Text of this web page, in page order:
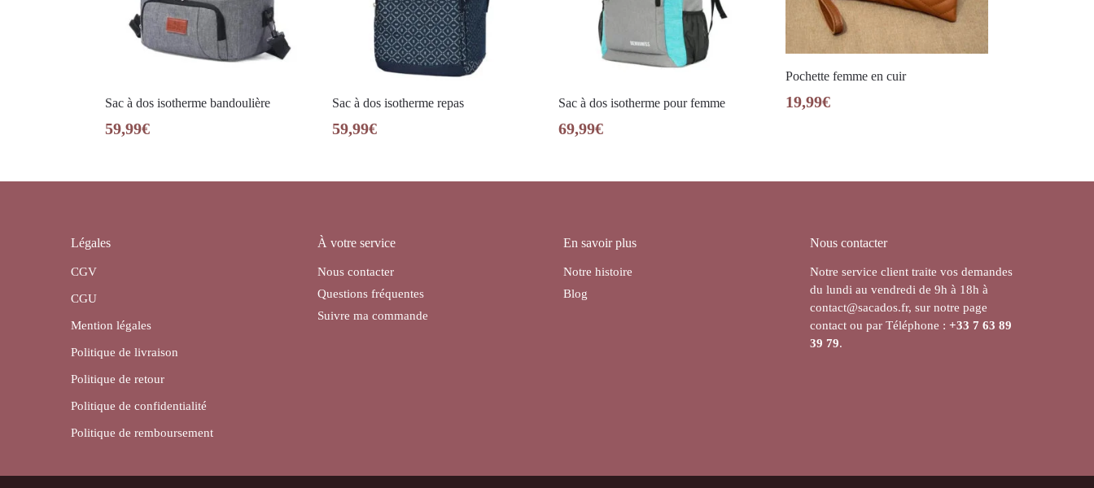
Sac à dos isotherme bandoulière
59,99€
Sac à dos isotherme repas
59,99€
Sac à dos isotherme pour femme
69,99€
Pochette femme en cuir
19,99€
Légales
CGV
CGU
Mention légales
Politique de livraison
Politique de retour
Politique de confidentialité
Politique de remboursement
À votre service
Nous contacter
Questions fréquentes
Suivre ma commande
En savoir plus
Notre histoire
Blog
Nous contacter
Notre service client traite vos demandes
du lundi au vendredi de 9h à 18h à
contact@sacados.fr, sur notre page
contact ou par Téléphone : +33 7 63 89
39 79.